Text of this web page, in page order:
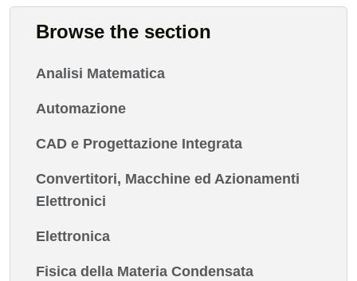
Browse the section
Analisi Matematica
Automazione
CAD e Progettazione Integrata
Convertitori, Macchine ed Azionamenti
Elettronici
Elettronica
Fisica della Materia Condensata